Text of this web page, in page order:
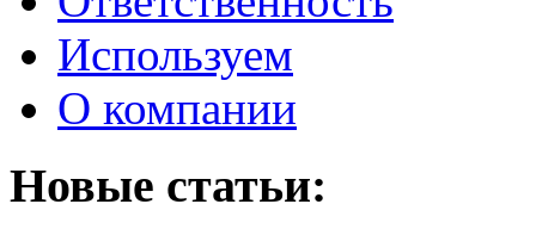
Используем
О компании
Новые статьи: